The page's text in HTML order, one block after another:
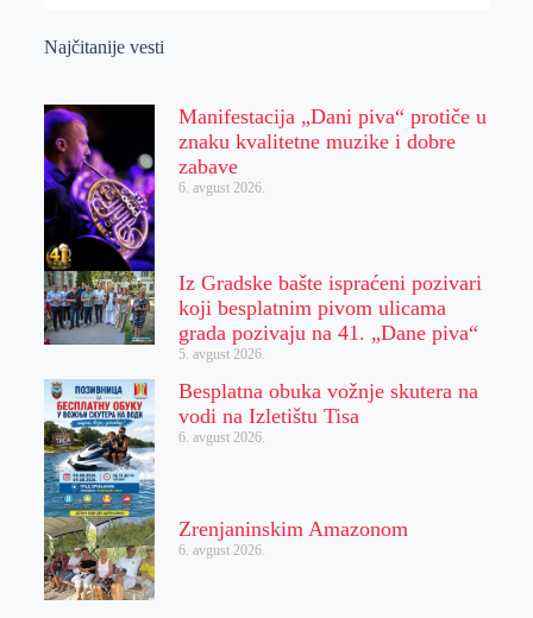
Najčitanije vesti
Manifestacija „Dani piva“ protiče u
znaku kvalitetne muzike i dobre
zabave
6. avgust 2026.
Iz Gradske bašte ispraćeni pozivari
koji besplatnim pivom ulicama
grada pozivaju na 41. „Dane piva“
5. avgust 2026.
Besplatna obuka vožnje skutera na
vodi na Izletištu Tisa
6. avgust 2026.
Zrenjaninskim Amazonom
6. avgust 2026.